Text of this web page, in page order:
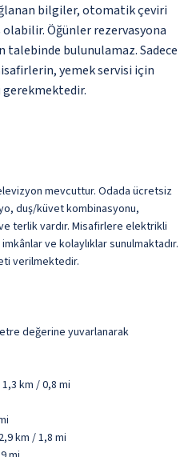
bilgiler, otomatik çeviri
Öğünler rezervasyona
talebinde bulunulamaz. Sadece
yemek servisi için
gerekmektedir.
mevcuttur. Odada ücretsiz
duş/küvet kombinasyonu,
terlik vardır. Misafirlere elektrikli
ve kolaylıklar sunulmaktadır.
verilmektedir.
değerine yuvarlanarak
km / 0,8 mi
km / 1,8 mi